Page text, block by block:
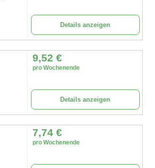
Details anzeigen
9,52 €
pro Wochenende
Details anzeigen
7,74€
pro Wochenende